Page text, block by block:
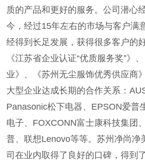
质的产品和更好的服务。公司潜心
今，经过15年左右的市场与客户满
经得到长足发展，获得很多客户的
《江苏省企业认证“优质服务奖”》
业》、《苏州无尘服饰优秀供应商
大型企业达成长期的合作关系：
Panasonic松下电器、EPSON爱普
电子、FOXCONN富士康科技集团
普、联想Lenovo等等。苏州净尚净
司在业内取得了良好的口碑，得到